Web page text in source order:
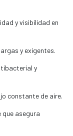
y visibilidad en
y exigentes.
y
constante de aire.
que asegura